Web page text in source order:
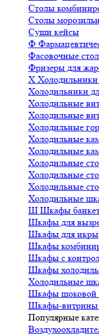
Столы
Столы
Суши кейсы
Ф
Фасовочные
Фризеры для
Х Холодильники
Холодильники
Холодильные
Холодильные
Холодильные
Холодильные
Холодильные
Холодильные
Холодильные
Холодильные
Холодильные
Ш Шкафы
Шкафы для
Шкафы для икры
Шкафы
Шкафы с
Шкафы
Холодильные
Шкафы шоковой
Шкафы-витрины
Популярные